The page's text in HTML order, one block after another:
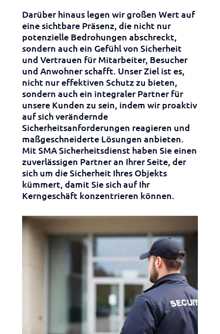
Darüber hinaus legen wir großen Wert auf
eine sichtbare Präsenz, die nicht nur
potenzielle Bedrohungen abschreckt,
sondern auch ein Gefühl von Sicherheit
und Vertrauen für Mitarbeiter, Besucher
und Anwohner schafft. Unser Ziel ist es,
nicht nur effektiven Schutz zu bieten,
sondern auch ein integraler Partner für
unsere Kunden zu sein, indem wir proaktiv
auf sich verändernde
Sicherheitsanforderungen reagieren und
maßgeschneiderte Lösungen anbieten.
Mit SMA Sicherheitsdienst haben Sie einen
zuverlässigen Partner an Ihrer Seite, der
sich um die Sicherheit Ihres Objekts
kümmert, damit Sie sich auf Ihr
Kerngeschäft konzentrieren können.